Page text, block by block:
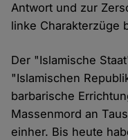
Antwort und zur
linke Charakterzüge
Der "Islamische
"Islamischen
barbarische
Massenmord an
einher. Bis heute